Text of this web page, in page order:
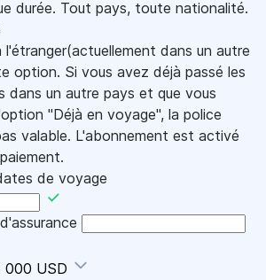
durée. Tout pays, toute nationalité.
dans un autre
option. Si vous avez déjà passé les
dans un autre pays et que vous
"Déjà en voyage", la police
valable. L'abonnement est activé
de voyage
000 USD